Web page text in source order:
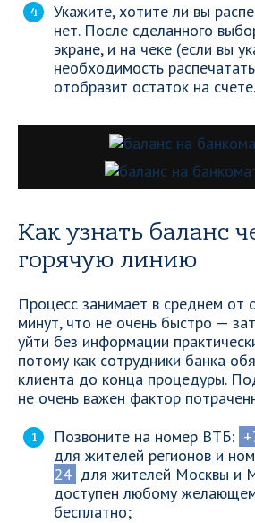
Укажите, хотите ли вы
нет. После сделанного
экране, и на чеке (если вы
необходимость
отобразит остаток на счете.
Как узнать баланс
горячую линию
Процесс занимает в среднем от
минут, что не очень быстро —
уйти без информации
потому как сотрудники банка
клиента до конца процедуры.
не очень важен фактор
Позвоните на номер ВТБ:
для жителей регионов и
24 для жителей Москвы и
доступен любому
бесплатно;